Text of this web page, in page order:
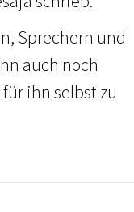
Sprechern und
auch noch
ihn selbst zu